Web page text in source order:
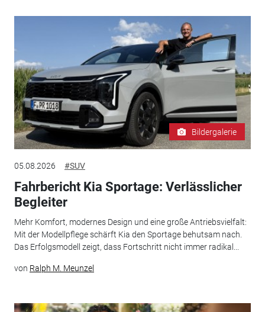
Bildergalerie
05.08.2026 #SUV
Fahrbericht Kia Sportage: Verlässlicher
Begleiter
Mehr Komfort, modernes Design und eine große Antriebsvielfalt:
Mit der Modellpflege schärft Kia den Sportage behutsam nach.
Das Erfolgsmodell zeigt, dass Fortschritt nicht immer radikal...
von Ralph M. Meunzel